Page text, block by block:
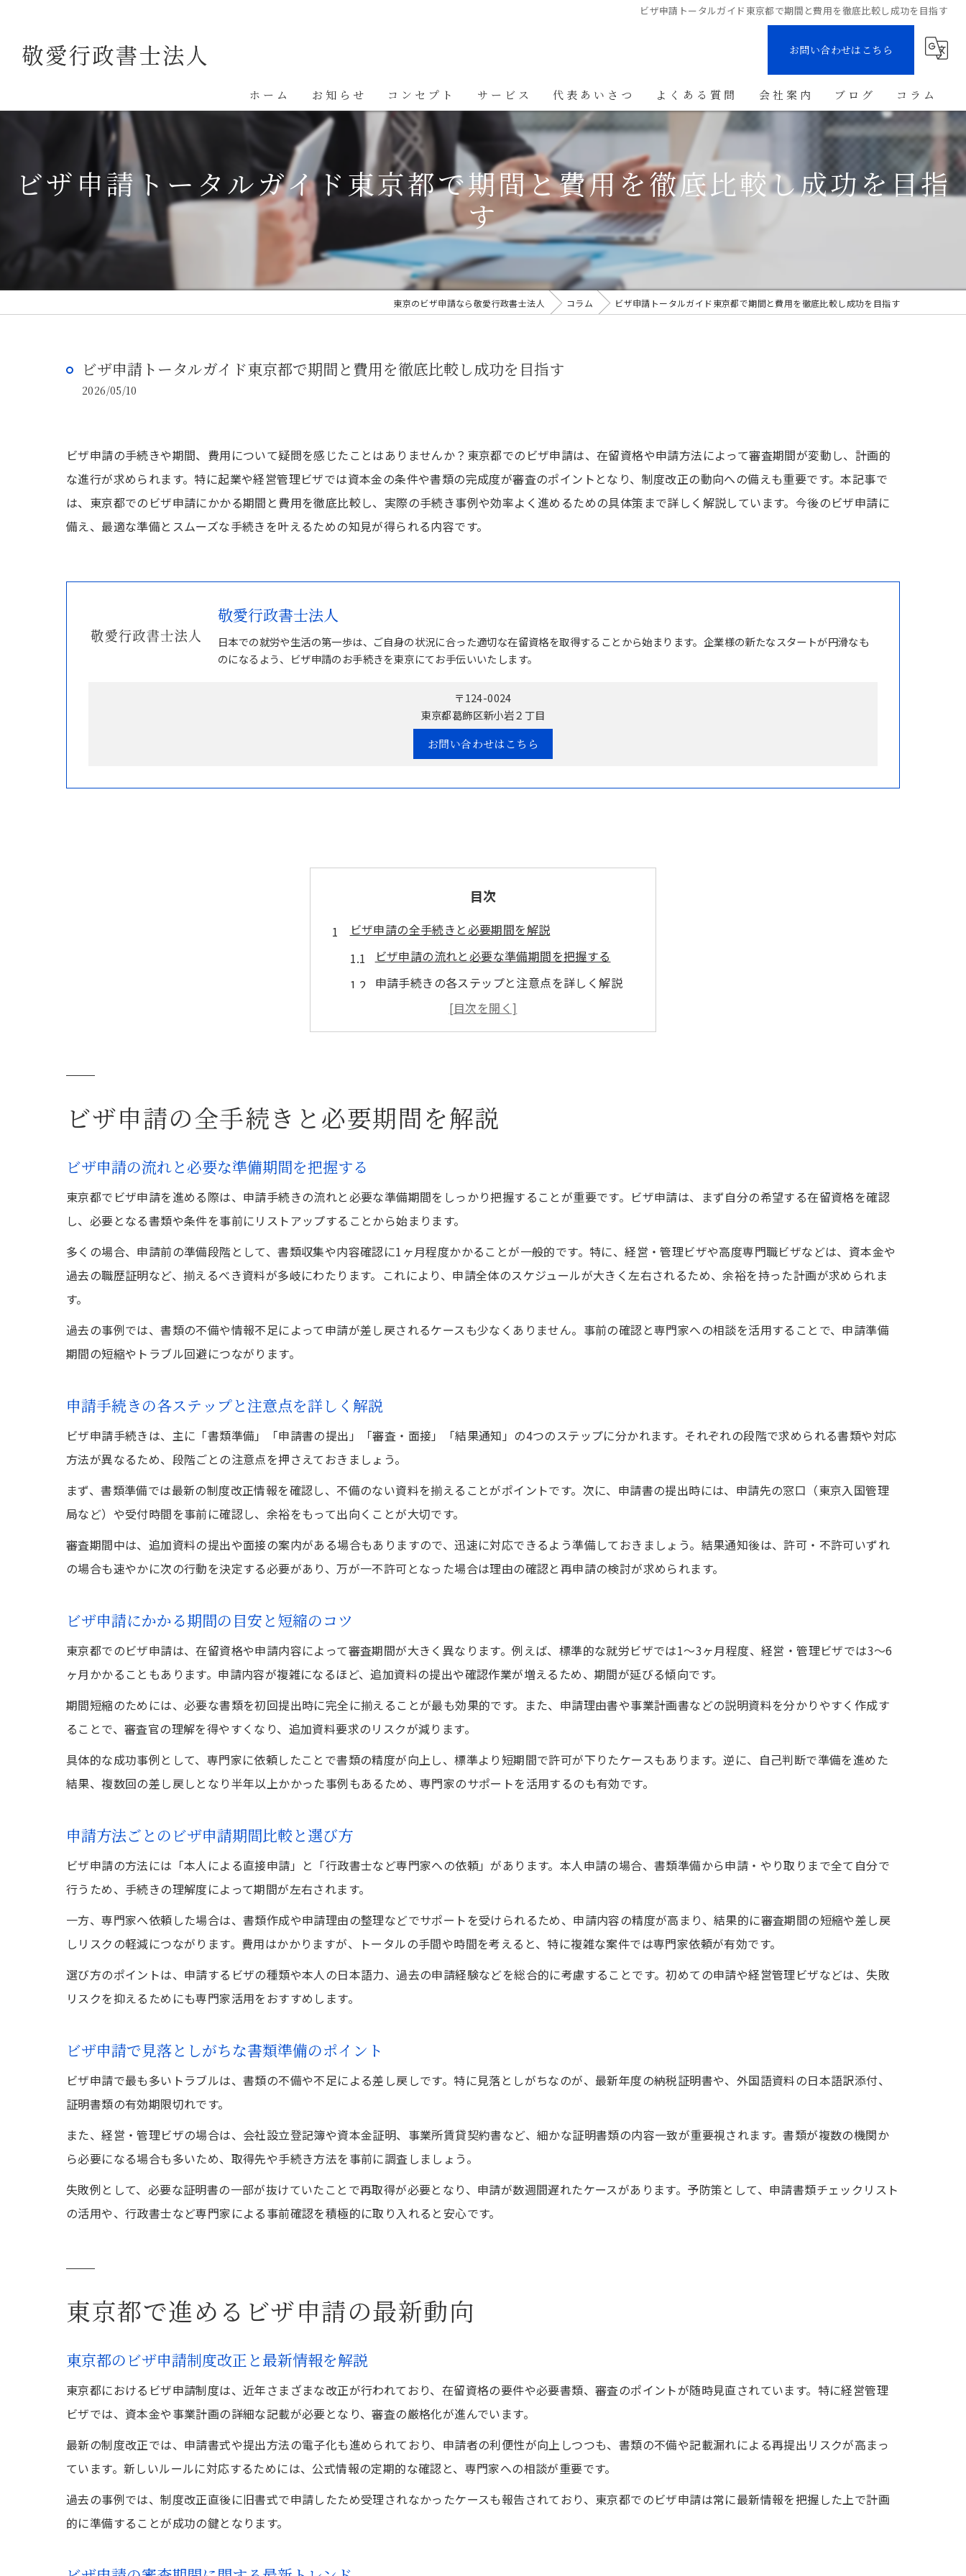
ビザ申請トータルガイド東京都で期間と費用を徹底比較し成功を目指す
お問い合わせはこちら
ホーム お知らせ コンセプト サービス 代表あいさつ よくある質問 会社案内 ブログ コラム
ビザ申請トータルガイド東京都で期間と費用を徹底比較し成功を目指
す
東京のビザ申請なら敬愛行政書士法人 コラム ビザ申請トータルガイド東京都で期間と費用を徹底比較し成功を目指す
ビザ申請トータルガイド東京都で期間と費用を徹底比較し成功を目指す
2026/05/10
ビザ申請の手続きや期間、費用について疑問を感じたことはありませんか？東京都でのビザ申請は、在留資格や申請方法によって審査期間が変動し、計画的
な進行が求められます。特に起業や経営管理ビザでは資本金の条件や書類の完成度が審査のポイントとなり、制度改正の動向への備えも重要です。本記事で
は、東京都でのビザ申請にかかる期間と費用を徹底比較し、実際の手続き事例や効率よく進めるための具体策まで詳しく解説しています。今後のビザ申請に
備え、最適な準備とスムーズな手続きを叶えるための知見が得られる内容です。
敬愛行政書士法人
日本での就労や生活の第一歩は、ご自身の状況に合った適切な在留資格を取得することから始まります。企業様の新たなスタートが円滑なも
のになるよう、ビザ申請のお手続きを東京にてお手伝いいたします。
〒124-0024
東京都葛飾区新小岩２丁目
お問い合わせはこちら
目次
ビザ申請の全手続きと必要期間を解説
ビザ申請の流れと必要な準備期間を把握する
申請手続きの各ステップと注意点を詳しく解説
ビザ申請にかかる期間の目安と短縮のコツ
申請方法ごとのビザ申請期間比較と選び方
東京都のビザ申請制度改正と最新情報を解説
東京都におけるビザ申請手続きの現状と課題
ビザ申請の新ルールや審査基準の変更を把握する
申請期間や費用比較で選ぶ賢いビザ申請術
ビザ申請の費用相場と期間を比較して賢く選ぶ
ビザ申請の費用節約と期間短縮の実践ポイント
経営管理ビザの資本金要件と準備のコツ
経営管理ビザの資本金要件と準備方法を解説
500万円資本金の現状と将来の変更点を考察
ビザ申請で資本金を満たす具体的な準備手順
共同経営や借入で資本金を確保する際の注意点
経営管理ビザ申請の資本金証明書類作成法
在留資格更新の相談窓口と活用方法
在留資格更新時に便利な電話相談の使い方
ビザ申請時に役立つ情報収集のポイント
行政書士無料相談を利用したビザ申請の工夫
ビザ申請を成功に導く書類作成と審査対策
ビザ申請成功のための書類作成の基本を解説
審査通過率を高めるビザ申請書類のコツ
専門家のアドバイスを活かした書類作成方法
ビザ申請の全手続きと必要期間を解説
ビザ申請の流れと必要な準備期間を把握する
東京都でビザ申請を進める際は、申請手続きの流れと必要な準備期間をしっかり把握することが重要です。ビザ申請は、まず自分の希望する在留資格を確認
し、必要となる書類や条件を事前にリストアップすることから始まります。
多くの場合、申請前の準備段階として、書類収集や内容確認に1ヶ月程度かかることが一般的です。特に、経営・管理ビザや高度専門職ビザなどは、資本金や
過去の職歴証明など、揃えるべき資料が多岐にわたります。これにより、申請全体のスケジュールが大きく左右されるため、余裕を持った計画が求められま
す。
過去の事例では、書類の不備や情報不足によって申請が差し戻されるケースも少なくありません。事前の確認と専門家への相談を活用することで、申請準備
期間の短縮やトラブル回避につながります。
申請手続きの各ステップと注意点を詳しく解説
ビザ申請手続きは、主に「書類準備」「申請書の提出」「審査・面接」「結果通知」の4つのステップに分かれます。それぞれの段階で求められる書類や対応
方法が異なるため、段階ごとの注意点を押さえておきましょう。
まず、書類準備では最新の制度改正情報を確認し、不備のない資料を揃えることがポイントです。次に、申請書の提出時には、申請先の窓口（東京入国管理
局など）や受付時間を事前に確認し、余裕をもって出向くことが大切です。
審査期間中は、追加資料の提出や面接の案内がある場合もありますので、迅速に対応できるよう準備しておきましょう。結果通知後は、許可・不許可いずれ
の場合も速やかに次の行動を決定する必要があり、万が一不許可となった場合は理由の確認と再申請の検討が求められます。
ビザ申請にかかる期間の目安と短縮のコツ
東京都でのビザ申請は、在留資格や申請内容によって審査期間が大きく異なります。例えば、標準的な就労ビザでは1〜3ヶ月程度、経営・管理ビザでは3〜6
ヶ月かかることもあります。申請内容が複雑になるほど、追加資料の提出や確認作業が増えるため、期間が延びる傾向です。
期間短縮のためには、必要な書類を初回提出時に完全に揃えることが最も効果的です。また、申請理由書や事業計画書などの説明資料を分かりやすく作成す
ることで、審査官の理解を得やすくなり、追加資料要求のリスクが減ります。
具体的な成功事例として、専門家に依頼したことで書類の精度が向上し、標準より短期間で許可が下りたケースもあります。逆に、自己判断で準備を進めた
結果、複数回の差し戻しとなり半年以上かかった事例もあるため、専門家のサポートを活用するのも有効です。
申請方法ごとのビザ申請期間比較と選び方
ビザ申請の方法には「本人による直接申請」と「行政書士など専門家への依頼」があります。本人申請の場合、書類準備から申請・やり取りまで全て自分で
行うため、手続きの理解度によって期間が左右されます。
一方、専門家へ依頼した場合は、書類作成や申請理由の整理などでサポートを受けられるため、申請内容の精度が高まり、結果的に審査期間の短縮や差し戻
しリスクの軽減につながります。費用はかかりますが、トータルの手間や時間を考えると、特に複雑な案件では専門家依頼が有効です。
選び方のポイントは、申請するビザの種類や本人の日本語力、過去の申請経験などを総合的に考慮することです。初めての申請や経営管理ビザなどは、失敗
リスクを抑えるためにも専門家活用をおすすめします。
ビザ申請で見落としがちな書類準備のポイント
ビザ申請で最も多いトラブルは、書類の不備や不足による差し戻しです。特に見落としがちなのが、最新年度の納税証明書や、外国語資料の日本語訳添付、
証明書類の有効期限切れです。
また、経営・管理ビザの場合は、会社設立登記簿や資本金証明、事業所賃貸契約書など、細かな証明書類の内容一致が重要視されます。書類が複数の機関か
ら必要になる場合も多いため、取得先や手続き方法を事前に調査しましょう。
失敗例として、必要な証明書の一部が抜けていたことで再取得が必要となり、申請が数週間遅れたケースがあります。予防策として、申請書類チェックリスト
の活用や、行政書士など専門家による事前確認を積極的に取り入れると安心です。
東京都で進めるビザ申請の最新動向
東京都のビザ申請制度改正と最新情報を解説
東京都におけるビザ申請制度は、近年さまざまな改正が行われており、在留資格の要件や必要書類、審査のポイントが随時見直されています。特に経営管理
ビザでは、資本金や事業計画の詳細な記載が必要となり、審査の厳格化が進んでいます。
最新の制度改正では、申請書式や提出方法の電子化も進められており、申請者の利便性が向上しつつも、書類の不備や記載漏れによる再提出リスクが高まっ
ています。新しいルールに対応するためには、公式情報の定期的な確認と、専門家への相談が重要です。
過去の事例では、制度改正直後に旧書式で申請したため受理されなかったケースも報告されており、東京都でのビザ申請は常に最新情報を把握した上で計画
的に準備することが成功の鍵となります。